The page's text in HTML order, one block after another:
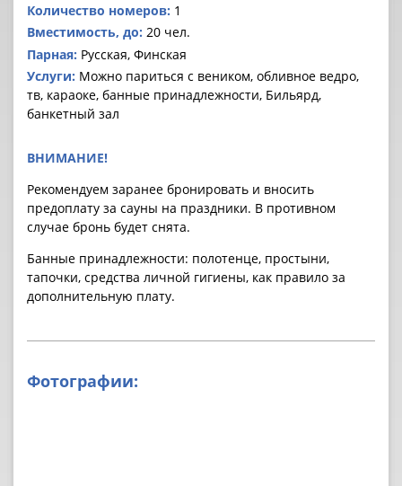
Количество номеров: 1
Вместимость, до: 20 чел.
Парная: Русская, Финская
Услуги: Можно париться с веником, обливное ведро,
тв, караоке, банные принадлежности, Бильярд,
банкетный зал
ВНИМАНИЕ!
Рекомендуем заранее бронировать и вносить
предоплату за cауны на праздники. В противном
случае бронь будет снята.
Банные принадлежности: полотенце, простыни,
тапочки, средства личной гигиены, как правило за
дополнительную плату.
Фотографии: